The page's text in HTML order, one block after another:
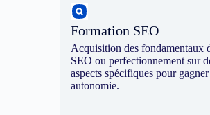
Formation SEO
Acquisition des fondamentaux
SEO ou perfectionnement sur
aspects spécifiques pour gagner
autonomie.